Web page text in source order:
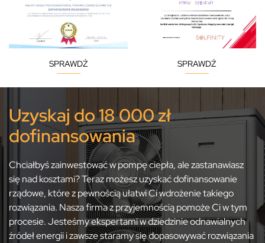
SPRAWDŹ SPRAWDŹ
Uzyskaj do 18 000 zł
dofinansowania
Chciałbyś zainwestować w pompę ciepła, ale zastanawiasz
się nad kosztami? Teraz możesz uzyskać dofinansowanie
rządowe, które z pewnością ułatwi Ci wdrożenie takiego
rozwiązania. Nasza firma z przyjemnością pomoże Ci w tym
procesie. Jesteśmy ekspertami w dziedzinie odnawialnych
źródeł energii i zawsze staramy się dopasowywać rozwiązania